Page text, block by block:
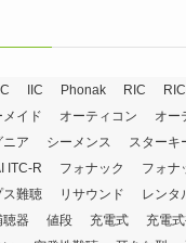
IIC Phonak RIC
メイド オーティコン
オー
ニア シーメンス
スターキ
ITC-R
フォナック
フォナ
ス難聴 リサウンド レンタ
聴器 値段 充電式 充電